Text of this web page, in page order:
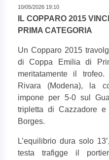
10/05/2026 19:10
IL COPPARO 2015
PRIMA CATEGORIA
Un Copparo 2015
di Coppa Emilia di
meritatamente il
Rivara (Modena), la
impone per 5-0 sul
tripletta di Cazzadore
Borges.
L’equilibrio dura solo
testa trafigge il